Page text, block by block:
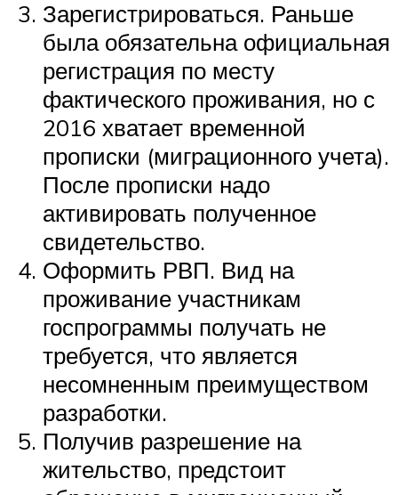
Зарегистрироваться. Раньше
была обязательна официальная
регистрация по месту
фактического проживания, но с
2016 хватает временной
прописки (миграционного учета).
После прописки надо
активировать полученное
свидетельство.
Оформить РВП. Вид на
проживание участникам
госпрограммы получать не
требуется, что является
несомненным преимуществом
разработки.
Получив разрешение на
жительство, предстоит